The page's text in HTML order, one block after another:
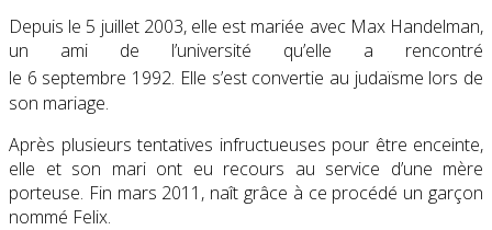
Depuis le 5 juillet 2003, elle est mariée avec Max Handelman,
un ami de l’université qu’elle a rencontré
le 6 septembre 1992. Elle s’est convertie au judaïsme lors de
son mariage.
Après plusieurs tentatives infructueuses pour être enceinte,
elle et son mari ont eu recours au service d’une mère
porteuse. Fin mars 2011, naît grâce à ce procédé un garçon
nommé Felix.